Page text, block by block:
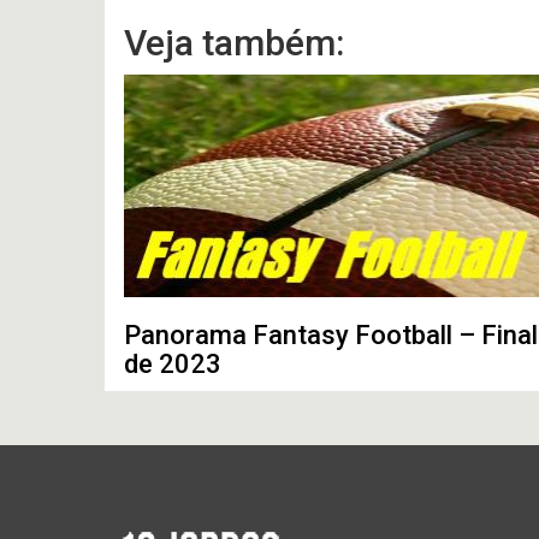
Veja também:
Panorama Fantasy Football – Final
de 2023